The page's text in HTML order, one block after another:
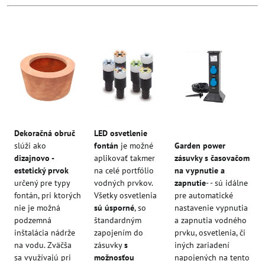
Dekoračná obruč
slúži ako
dizajnovo -
estetický prvok
určený pre typy
fontán, pri ktorých
nie je možná
podzemná
inštalácia nádrže
na vodu. Zväčša
sa využívajú pri
LED osvetlenie
fontán je možné
aplikovať takmer
na celé portfólio
vodných prvkov.
Všetky osvetlenia
sú úsporné, so
štandardným
zapojením do
zásuvkys
možnosťou
Garden power
zásuvky s časovačom
na vypnutie a
zapnutie- - sú idálne
pre automatické
nastavenie vypnutia
a zapnutia vodného
prvku, osvetlenia, či
iných zariadení
napojených na tento